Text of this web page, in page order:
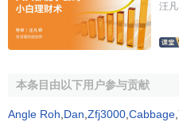
汪凡
本条目由以下用户参与贡献
Angle Roh Dan Zfj3000 Cabbage